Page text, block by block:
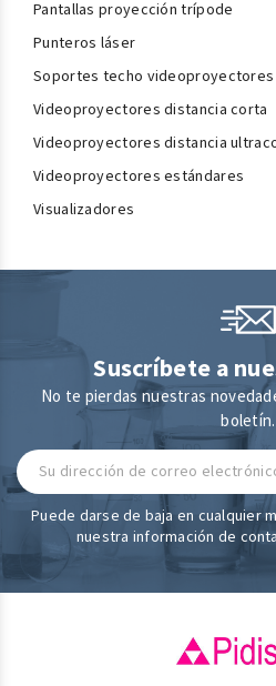
Pantallas proyección trípode
Punteros láser
Soportes techo videoproyectores
Videoproyectores distancia corta
Videoproyectores distancia
Videoproyectores estándares
Visualizadores
Suscríbete a
No te pierdas nuestras
boletín.
Puede darse de baja en cualquier
nuestra información de